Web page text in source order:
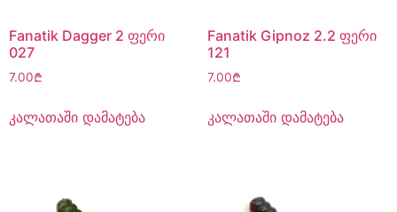
Fanatik Dagger 2 ფერი
027
7.00₾
კალათაში დამატება
Fanatik Gipnoz 2.2 ფერი
121
7.00₾
კალათაში დამატება